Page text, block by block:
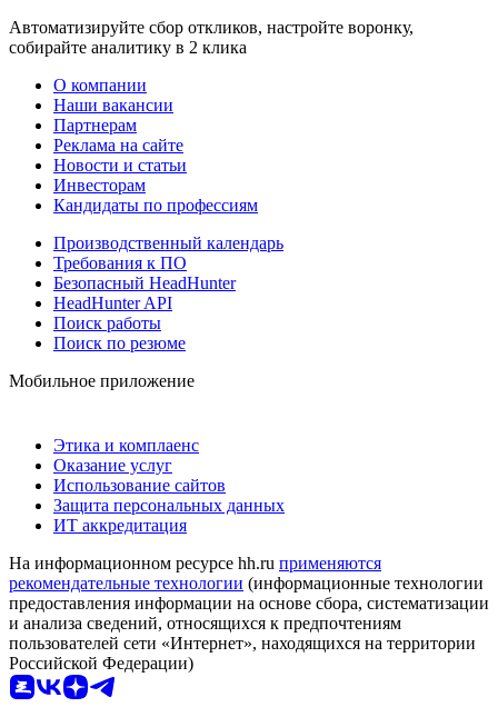
Автоматизируйте сбор откликов, настройте воронку,
собирайте аналитику в 2 клика
О компании
Наши вакансии
Партнерам
Реклама на сайте
Новости и статьи
Инвесторам
Кандидаты по профессиям
Производственный календарь
Требования к ПО
Безопасный HeadHunter
HeadHunter API
Поиск работы
Поиск по резюме
Мобильное приложение
Этика и комплаенс
Оказание услуг
Использование сайтов
Защита персональных данных
ИТ аккредитация
На информационном ресурсе hh.ru применяются
рекомендательные технологии (информационные технологии
предоставления информации на основе сбора, систематизации
и анализа сведений, относящихся к предпочтениям
пользователей сети «Интернет», находящихся на территории
Российской Федерации)